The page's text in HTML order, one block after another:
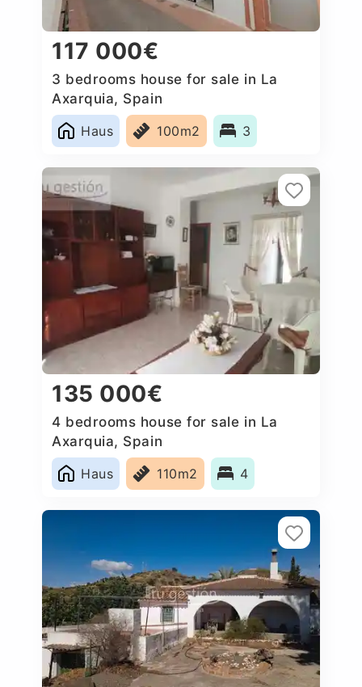
117 000€
3 bedrooms house for sale in La
Axarquia, Spain
Haus
100m2 3
135 000€
4 bedrooms house for sale in La
Axarquia, Spain
Haus
110m2 4